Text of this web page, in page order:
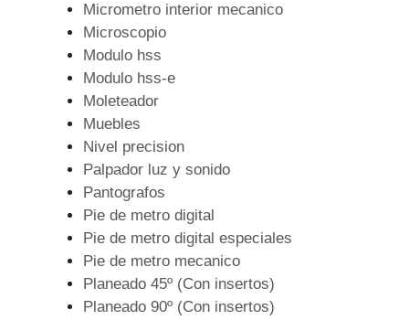
Micrometro interior mecanico
Microscopio
Modulo hss
Modulo hss-e
Moleteador
Muebles
Nivel precision
Palpador luz y sonido
Pantografos
Pie de metro digital
Pie de metro digital especiales
Pie de metro mecanico
Planeado 45º (Con insertos)
Planeado 90º (Con insertos)